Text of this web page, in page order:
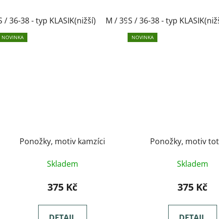
/ 36-38 - typ KLASIK(nižší) M / 39-41- typ KLASIK(nižší)
S / 36-38 - typ
NOVINKA
Ponožky, motiv kamzíci
Skladem
375 Kč
NOVINKA
Ponožky, motiv
Skladem
375 Kč